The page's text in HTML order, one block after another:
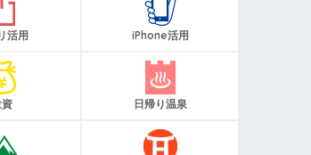
活用 iPhone活用
日帰り温泉